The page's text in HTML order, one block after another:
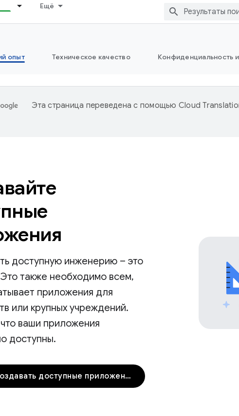
Ещё
опыт Техническое качество Конфиденциальность
Эта страница переведена с помощью Cloud
доступную инженерию – это
также необходимо всем,
приложения для
или крупных учреждений.
ваши приложения
доступны.
Начните создавать доступные приложения